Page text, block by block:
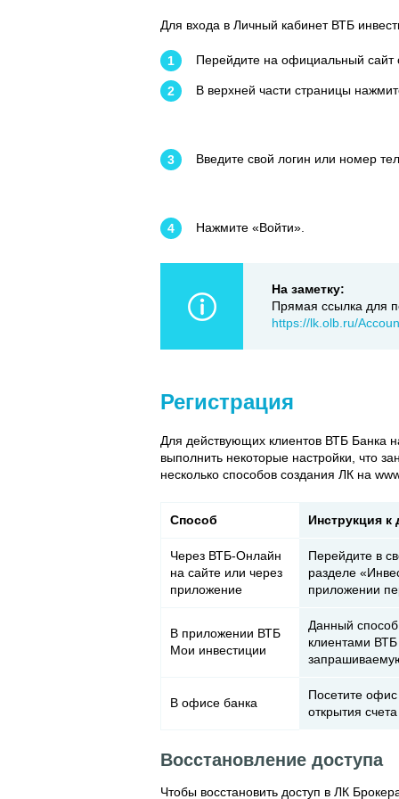
Для входа в Личный кабинет ВТБ
Перейдите на официальный сайт
В верхней части страницы
Введите свой логин или номер
Нажмите «Войти».
На заметку:
Прямая ссылка для
https://lk.olb.ru/
Регистрация
Для действующих клиентов ВТБ Банка
выполнить некоторые настройки, что
несколько способов создания ЛК на
Способ Инструкция к
Через ВТБ-Онлайн
на сайте или через
приложение
Перейдите в
разделе
приложении
В приложении ВТБ
Мои инвестиции
Данный
клиентами ВТБ
В офисе банка
Посетите
открытия
Восстановление доступа
Чтобы восстановить доступ в ЛК